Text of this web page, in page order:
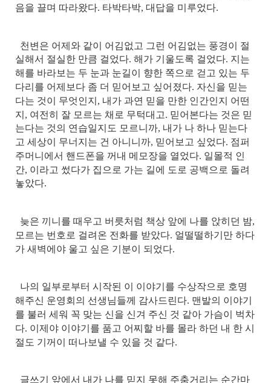
음을 끌며 따라왔다. 타박타박, 대답을 미루었다.
천변은 어제와 같이 어김없고 그런 어김없는 풍경이 절
실해서 절실한 만큼 걸었다. 해가 기울도록 걸었다. 지는
해를 바라보는 두 눈과 눈길이 향한 쪽으로 걷고 있는 두
다리를 어제보다 좀 더 믿어보고 싶어졌다. 자신을 믿는
다는 것이 무엇인지, 내가 과연 믿을 만한 인간인지 어떤
지, 여전히 잘 모르는 채로 무턱대고. 믿어본다는 것은 믿
는다는 것의 연습일지도 모르니까, 내가 나 하나 믿는다
고 세상이 무너지는 건 아니니까, 믿어보고 싶었다. 점퍼
주머니에서 핸드폰을 꺼내 메모장을 열었다. 일몰적 인
간, 이라고 썼다가 집으로 가는 길에 도로 공백으로 돌려
놓았다.
늦은 끼니를 때우고 버릇처럼 책상 앞에 나를 앉히던 밤,
모르는 번호로 걸려온 전화를 받았다. 얼떨떨하기만 하다
가 새벽에야 울고 싶은 기분이 되었다.
나의 일부로부터 시작된 이 이야기를 수상작으로 호명
해주신 운영회의 선생님들께 감사드린다. 맨발의 이야기
를 불러 세워 꼭 맞는 신을 신겨 주신 것 같아 가슴이 벅차
다. 이제야 이야기를 품고 어찌할 바를 몰라 하던 내 한 시
절도 기꺼이 떠나보낼 수 있을 것 같다.
글쓰기 앞에서 내가 나를 믿지 못해 주춤거리는 순간마